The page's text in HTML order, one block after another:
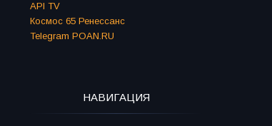
API TV
Космос 65 Ренессанс
Telegram POAN.RU
НАВИГАЦИЯ